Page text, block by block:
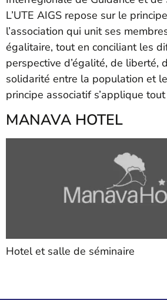
L’UTE AIGS repose sur le
l’association qui unit ses
égalitaire, tout en conciliant les
perspective d’égalité, de liberté,
solidarité entre la population et
principe associatif s’applique
MANAVA HOTEL
Hotel et salle de séminaire